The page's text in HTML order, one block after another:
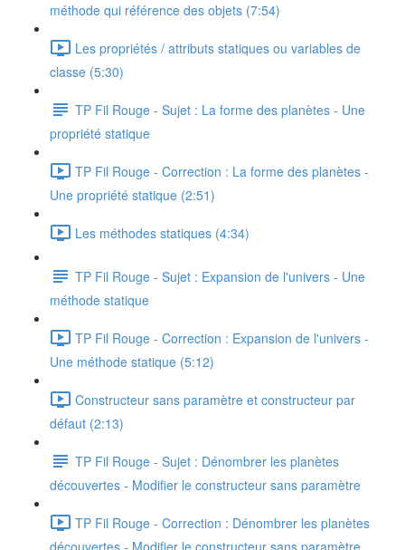
méthode qui référence des objets (7:54)
Les propriétés / attributs statiques ou variables de
classe (5:30)
TP Fil Rouge - Sujet : La forme des planètes - Une
propriété statique
TP Fil Rouge - Correction : La forme des planètes -
Une propriété statique (2:51)
Les méthodes statiques (4:34)
TP Fil Rouge - Sujet : Expansion de l'univers - Une
méthode statique
TP Fil Rouge - Correction : Expansion de l'univers -
Une méthode statique (5:12)
Constructeur sans paramètre et constructeur par
défaut (2:13)
TP Fil Rouge - Sujet : Dénombrer les planètes
découvertes - Modifier le constructeur sans paramètre
TP Fil Rouge - Correction : Dénombrer les planètes
découvertes - Modifier le constructeur sans paramètre